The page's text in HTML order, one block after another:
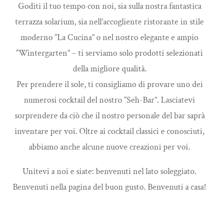
Goditi il tuo tempo con noi, sia sulla nostra fantastica
terrazza solarium, sia nell’accogliente ristorante in stile
moderno “La Cucina” o nel nostro elegante e ampio
“Wintergarten” – ti serviamo solo prodotti selezionati
della migliore qualità.
Per prendere il sole, ti consigliamo di provare uno dei
numerosi cocktail del nostro “Seh-Bar”. Lasciatevi
sorprendere da ciò che il nostro personale del bar saprà
inventare per voi. Oltre ai cocktail classici e conosciuti,
abbiamo anche alcune nuove creazioni per voi.
Unitevi a noi e siate: benvenuti nel lato soleggiato.
Benvenuti nella pagina del buon gusto. Benvenuti a casa!